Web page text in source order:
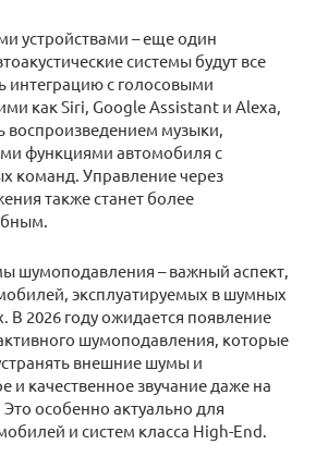
устройствами – еще один
системы будут все
интеграцию с голосовыми
как Siri, Google Assistant и Alexa,
воспроизведением музыки,
функциями автомобиля с
команд. Управление через
также станет более
шумоподавления – важный аспект,
эксплуатируемых в шумных
В 2026 году ожидается появление
шумоподавления, которые
внешние шумы и
и качественное звучание даже на
особенно актуально для
и систем класса High-End.